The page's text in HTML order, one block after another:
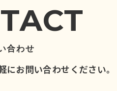
合わせ
にお問い合わせください。